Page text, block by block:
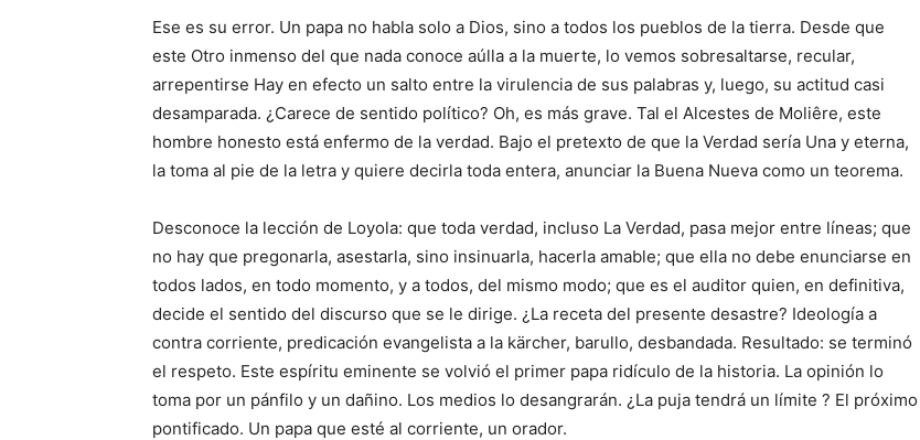
Ese es su error. Un papa no habla solo a Dios, sino a todos los pueblos de la tierra. Desde que
este Otro inmenso del que nada conoce aúlla a la muerte, lo vemos sobresaltarse, recular,
arrepentirse Hay en efecto un salto entre la virulencia de sus palabras y, luego, su actitud casi
desamparada. ¿Carece de sentido político? Oh, es más grave. Tal el Alcestes de Moliêre, este
hombre honesto está enfermo de la verdad. Bajo el pretexto de que la Verdad sería Una y eterna,
la toma al pie de la letra y quiere decirla toda entera, anunciar la Buena Nueva como un teorema.
Desconoce la lección de Loyola: que toda verdad, incluso La Verdad, pasa mejor entre líneas; que
no hay que pregonarla, asestarla, sino insinuarla, hacerla amable; que ella no debe enunciarse en
todos lados, en todo momento, y a todos, del mismo modo; que es el auditor quien, en definitiva,
decide el sentido del discurso que se le dirige. ¿La receta del presente desastre? Ideología a
contra corriente, predicación evangelista a la kärcher, barullo, desbandada. Resultado: se terminó
el respeto. Este espíritu eminente se volvió el primer papa ridículo de la historia. La opinión lo
toma por un pánfilo y un dañino. Los medios lo desangrarán. ¿La puja tendrá un límite ? El próximo
pontificado. Un papa que esté al corriente, un orador.